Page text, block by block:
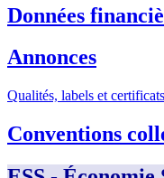
Données
Annonces
Qualités, labels et certificats
Conventions